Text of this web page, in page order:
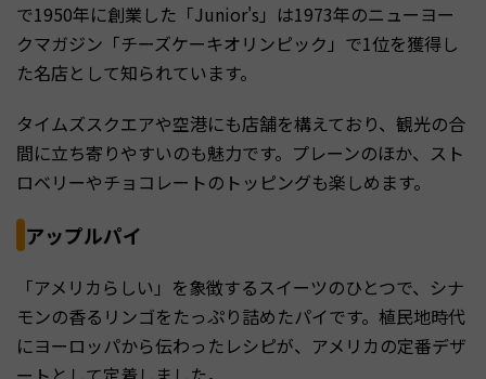
で1950年に創業した「Junior's」は1973年のニューヨー
クマガジン「チーズケーキオリンピック」で1位を獲得し
た名店として知られています。
タイムズスクエアや空港にも店舗を構えており、観光の合
間に立ち寄りやすいのも魅力です。プレーンのほか、スト
ロベリーやチョコレートのトッピングも楽しめます。
アップルパイ
「アメリカらしい」を象徴するスイーツのひとつで、シナ
モンの香るリンゴをたっぷり詰めたパイです。植民地時代
にヨーロッパから伝わったレシピが、アメリカの定番デザ